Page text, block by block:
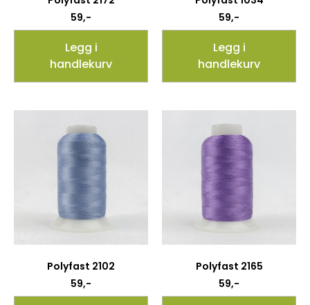
59,-
Legg i
handlekurv
59,-
Legg i
handlekurv
Polyfast 2102
59,-
Polyfast 2165
59,-